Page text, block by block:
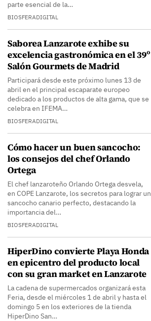
parte esencial de la…
BIOSFERADIGITAL
Saborea Lanzarote exhibe su
excelencia gastronómica en el 39º
Salón Gourmets de Madrid
Participará desde este próximo lunes 13 de
abril en el principal escaparate europeo
dedicado a los productos de alta gama, que se
celebra en IFEMA…
BIOSFERADIGITAL
Cómo hacer un buen sancocho:
los consejos del chef Orlando
Ortega
El chef lanzaroteño Orlando Ortega desvela,
en COPE Lanzarote, los secretos para lograr un
sancocho canario perfecto, destacando la
importancia del…
BIOSFERADIGITAL
HiperDino convierte Playa Honda
en epicentro del producto local
con su gran market en Lanzarote
La cadena de supermercados organizará esta
Feria, desde el miércoles 1 de abril y hasta el
domingo 5 en los exteriores de la tienda
HiperDino San…